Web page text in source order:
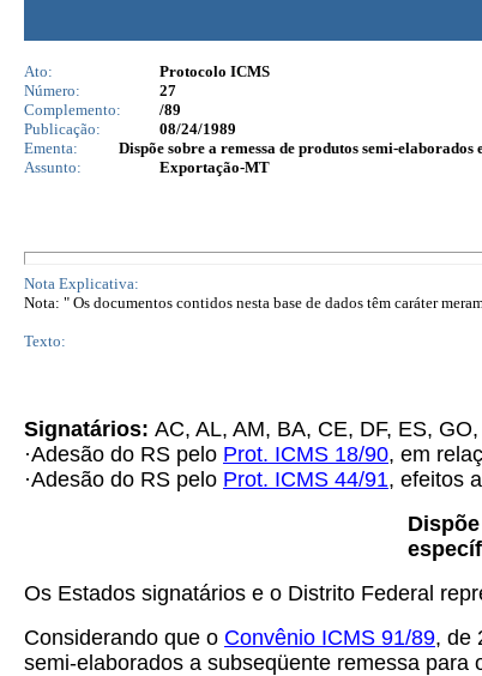
Ato:
Protocolo ICMS
Número:
27
Complemento:
/89
Publicação:
08/24/1989
Ementa:
Dispõe sobre a remessa de produtos semi-
Assunto:
Exportação-MT
Nota Explicativa:
Nota: " Os documentos contidos nesta base de dados têm caráter
Texto:
Signatários: AC, AL, AM, BA, CE, DF, ES,
·Adesão do RS pelo Prot. ICMS 18/90, em
·Adesão do RS pelo Prot. ICMS 44/91, efeitos
Os Estados signatários e o Distrito Federal
Considerando que o Convênio ICMS 91/89, de
semi-elaborados a subseqüente remessa para